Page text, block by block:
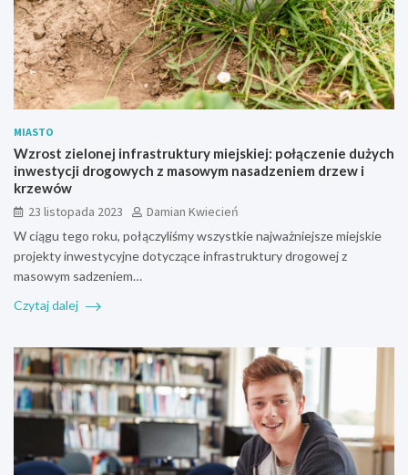
MIASTO
Wzrost zielonej infrastruktury miejskiej: połączenie dużych
inwestycji drogowych z masowym nasadzeniem drzew i
krzewów
23 listopada 2023
Damian Kwiecień
W ciągu tego roku, połączyliśmy wszystkie najważniejsze miejskie
projekty inwestycyjne dotyczące infrastruktury drogowej z
masowym sadzeniem…
Czytaj dalej